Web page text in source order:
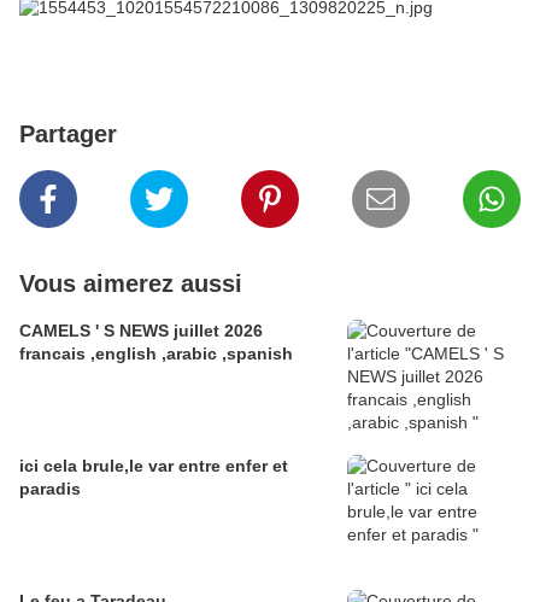
Partager
Vous aimerez aussi
CAMELS ' S NEWS juillet 2026
francais ,english ,arabic ,spanish
ici cela brule,le var entre enfer et
paradis